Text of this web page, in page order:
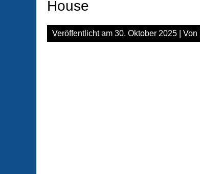
House
Veröffentlicht am 30. Oktober 2025 | Von